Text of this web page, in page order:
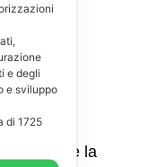
è
controllare la
e degli
e sviluppo
di 1725